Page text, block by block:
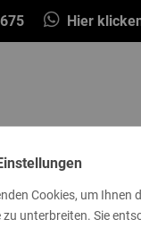
Hier
& TÜCHER
Cookies, um Ihnen
unterbreiten. Sie